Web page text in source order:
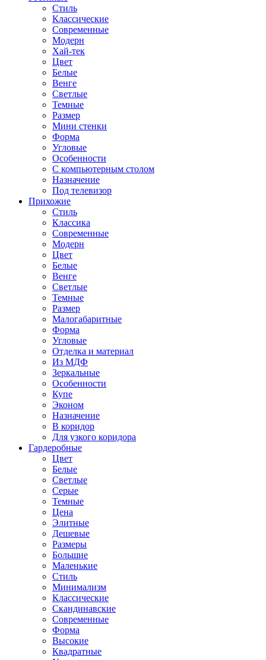
Стиль
Классические
Современные
Модерн
Хай-тек
Цвет
Белые
Венге
Светлые
Темные
Размер
Мини стенки
Форма
Угловые
Особенности
С компьютерным столом
Назначение
Под телевизор
Прихожие
Стиль
Классика
Современные
Модерн
Цвет
Белые
Венге
Светлые
Темные
Размер
Малогабаритные
Форма
Угловые
Отделка и материал
Из МДФ
Зеркальные
Особенности
Купе
Эконом
Назначение
В коридор
Для узкого коридора
Гардеробные
Цвет
Белые
Светлые
Серые
Темные
Цена
Элитные
Дешевые
Размеры
Большие
Маленькие
Стиль
Минимализм
Классические
Скандинавские
Современные
Форма
Высокие
Квадратные